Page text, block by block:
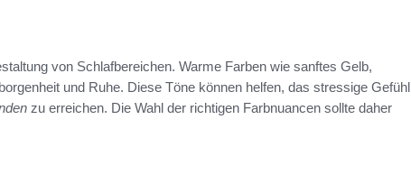
von Schlafbereichen. Warme Farben wie sanftes Gelb,
und Ruhe. Diese Töne können helfen, das stressige Gefühl
zu erreichen. Die Wahl der richtigen Farbnuancen sollte daher